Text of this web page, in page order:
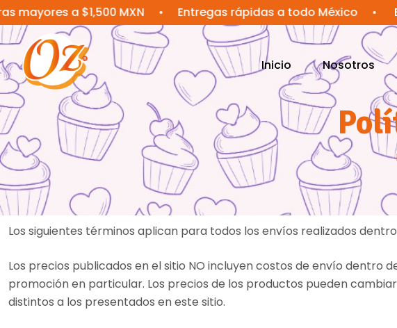
a $1,500 MXN • Entregas rápidas a todo México • Envío
Inicio Nosotros
Los siguientes términos aplican para todos los envíos realizados
Los precios publicados en el sitio NO incluyen costos de envío dentro
promoción en particular. Los precios de los productos pueden
distintos a los presentados en este sitio.